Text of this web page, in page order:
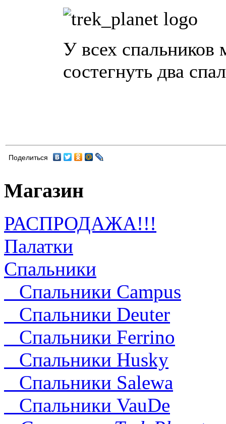
У всех
состегнуть два
Поделиться
Магазин
РАСПРОДАЖА!!!
Палатки
Спальники
Спальники Campus
Спальники Deuter
Cпальники Ferrino
Спальники Husky
Спальники Salewa
Спальники VauDe